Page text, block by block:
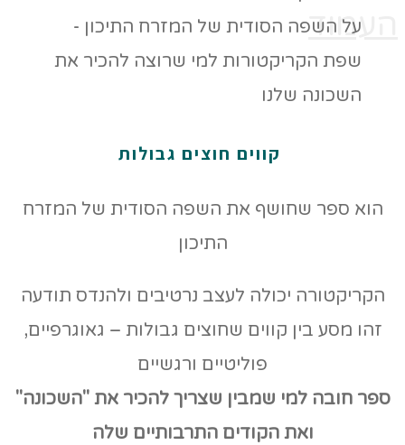
העמוד
קווים חוצים גבולות
הוא ספר שחושף את השפה הסודית של המזרח
התיכון
הקריקטורה יכולה לעצב נרטיבים ולהנדס תודעה
זהו מסע בין קווים שחוצים גבולות – גאוגרפיים,
פוליטיים ורגשיים
ספר חובה למי שמבין שצריך להכיר את "השכונה"
ואת הקודים התרבותיים שלה